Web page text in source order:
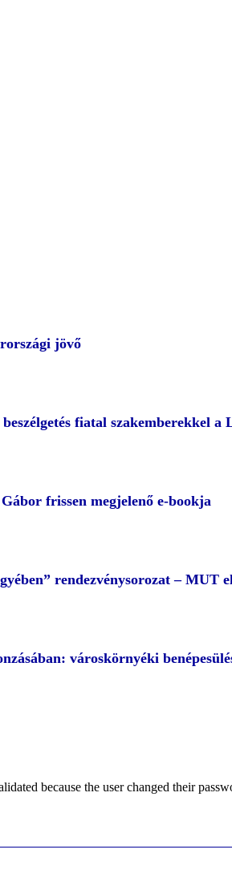
jövő
fiatal szakemberekkel a
frissen megjelenő e-bookja
rendezvénysorozat – MUT
városkörnyéki
because the user changed their